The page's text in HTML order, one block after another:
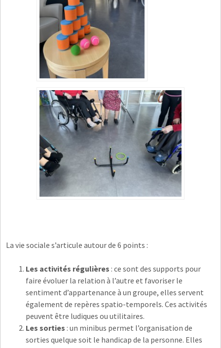
La vie sociale s’articule autour de 6 points :
Les activités régulières : ce sont des supports pour
faire évoluer la relation à l’autre et favoriser le
sentiment d’appartenance à un groupe, elles servent
également de repères spatio-temporels. Ces activités
peuvent être ludiques ou utilitaires.
Les sorties : un minibus permet l’organisation de
sorties quelque soit le handicap de la personne. Elles